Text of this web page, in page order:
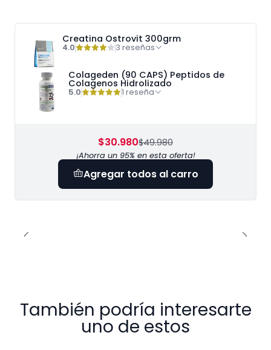
Creatina Ostrovit 300grm
4.0 3 reseñas
Colageden (90 CAPS) Peptidos de
Colagenos Hidrolizado
5.0 1 reseña
$30.980$49.980
¡Ahorra un 95% en esta oferta!
Agregar todos al carro
También podría interesarte
uno de estos